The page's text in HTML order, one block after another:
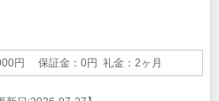
円 保証金：0円 礼金：2ヶ月